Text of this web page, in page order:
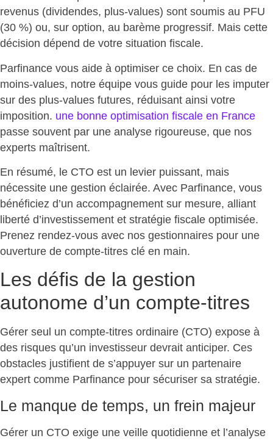
revenus (dividendes, plus-values) sont soumis au PFU
(30 %) ou, sur option, au barème progressif. Mais cette
décision dépend de votre situation fiscale.
Parfinance vous aide à optimiser ce choix. En cas de
moins-values, notre équipe vous guide pour les imputer
sur des plus-values futures, réduisant ainsi votre
imposition. une bonne optimisation fiscale en France
passe souvent par une analyse rigoureuse, que nos
experts maîtrisent.
En résumé, le CTO est un levier puissant, mais
nécessite une gestion éclairée. Avec Parfinance, vous
bénéficiez d’un accompagnement sur mesure, alliant
liberté d’investissement et stratégie fiscale optimisée.
Prenez rendez-vous avec nos gestionnaires pour une
ouverture de compte-titres clé en main.
Les défis de la gestion
autonome d’un compte-titres
Gérer seul un compte-titres ordinaire (CTO) expose à
des risques qu’un investisseur devrait anticiper. Ces
obstacles justifient de s’appuyer sur un partenaire
expert comme Parfinance pour sécuriser sa stratégie.
Le manque de temps, un frein majeur
Gérer un CTO exige une veille quotidienne et l’analyse